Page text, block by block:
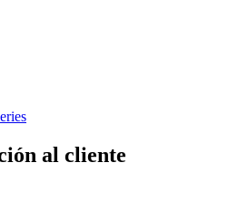
al cliente